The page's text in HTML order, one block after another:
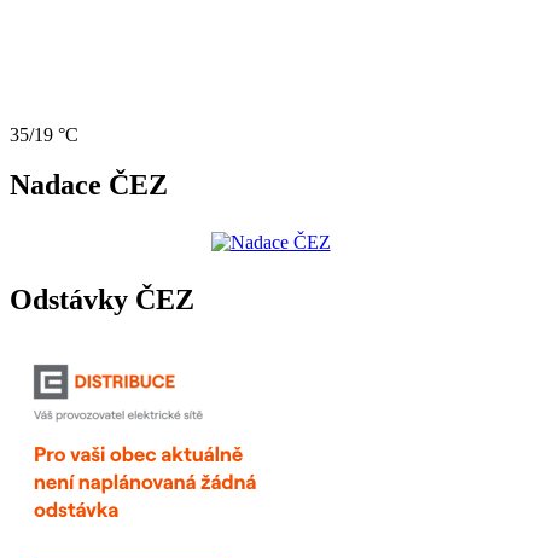
35/19 °C
Nadace ČEZ
Odstávky ČEZ